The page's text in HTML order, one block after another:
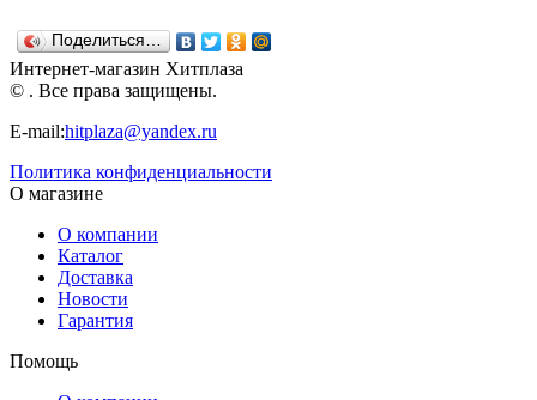
см. Н-256
Нордпласт
см. Н-258
Нордпласт
Поделиться…
Интернет-магазин Хитплаза
© . Все права защищены.
E-mail:hitplaza@yandex.ru
Политика конфиденциальности
О магазине
О компании
Каталог
Доставка
Новости
Гарантия
Помощь